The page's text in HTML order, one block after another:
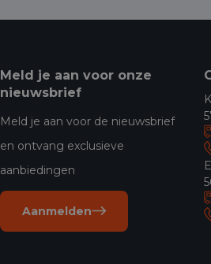
Meld je aan voor onze
nieuwsbrief
Meld je aan voor de nieuwsbrief
en ontvang exclusieve
aanbiedingen
Aanmelden